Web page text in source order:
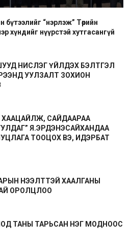
бүтээлийг “нэрлэж” Төрийн
хүндийг нүүрстэй хутгасангүй
НИСЛЭГ ҮЙЛДЭХ БЭЛТГЭЛ
УУЛЗАЛТ ЗОХИОН
САЙДААРАА
Я.ЭРДЭНЭСАЙХАНДАА
ТООЦОХ ВЭ, ИДЭРБАТ
НЭЭЛТТЭЙ ХААЛГАНЫ
ОРОЛЦЛОО
ТАНЫ ТАРЬСАН НЭГ МОДНООС